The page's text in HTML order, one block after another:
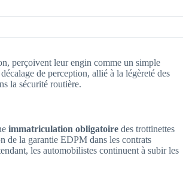
perçoivent leur engin comme un simple
de perception, allié à la légèreté des
la sécurité routière.
immatriculation obligatoire des trottinettes
de la garantie EDPM dans les contrats
les automobilistes continuent à subir les